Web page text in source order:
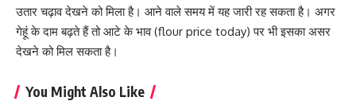
उतार चढ़ाव देखने को मिला है। आने वाले समय में यह जारी रह सकता है। अगर
गेहूं के दाम बढ़ते हैं तो आटे के भाव (flour price today) पर भी इसका असर
देखने को मिल सकता है।
You Might Also Like